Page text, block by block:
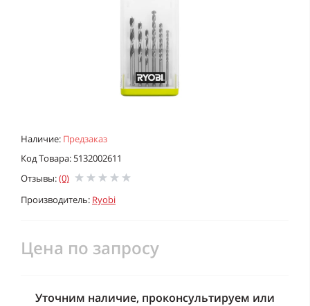
Наличие: Предзаказ
Код Товара: 5132002611
Отзывы:(0)
Производитель: Ryobi
Цена по запросу
Уточним наличие, проконсультируем или